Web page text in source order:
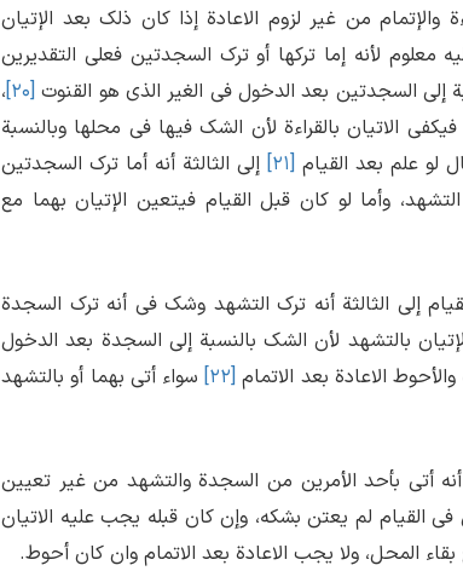
والإتمام من غیر لزوم الاعادة إذا کان ذلک بعد الإتیان
معلوم لأنه إما ترکها أو ترک السجدتین فعلی التقدیرین
إلی السجدتین بعد الدخول فی الغیر الذی هو القنوت [۲۰]
،
الاتیان بالقراءة لأن الشک فیها فی محلها وبالنسبة
لو علم بعد القیام [۲۱]
إلی الثالثة أنه أما ترک السجدتین
وأما لو کان قبل القیام فیتعین الإتیان بهما مع
إلی الثالثة أنه ترک التشهد وشک فی أنه ترک السجدة
بالتشهد لأن الشک بالنسبة إلی السجدة بعد الدخول
الاعادة بعد الاتمام [۲۲]
سواء أتی بهما أو بالتشهد
أنه أتی بأحد الأمرین من السجدة والتشهد من غیر تعیین
القیام لم یعتن بشکه، وإن کان قبله یجب علیه الاتیان
المحل، ولا یجب الاعادة بعد الاتمام وان کان أحوط.